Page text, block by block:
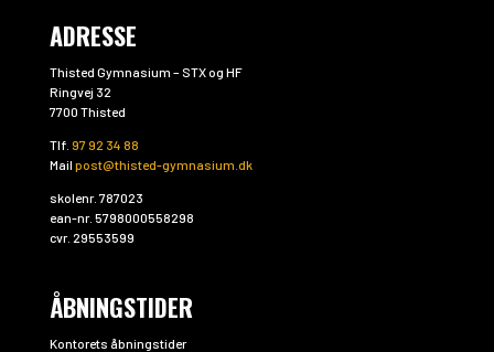
ADRESSE
Thisted Gymnasium – STX og HF
Ringvej 32
7700 Thisted
Tlf. 97 92 34 88
Mail post@thisted-gymnasium.dk
skolenr. 787023
ean-nr. 5798000558298
cvr. 29553599
ÅBNINGSTIDER
Kontorets åbningstider